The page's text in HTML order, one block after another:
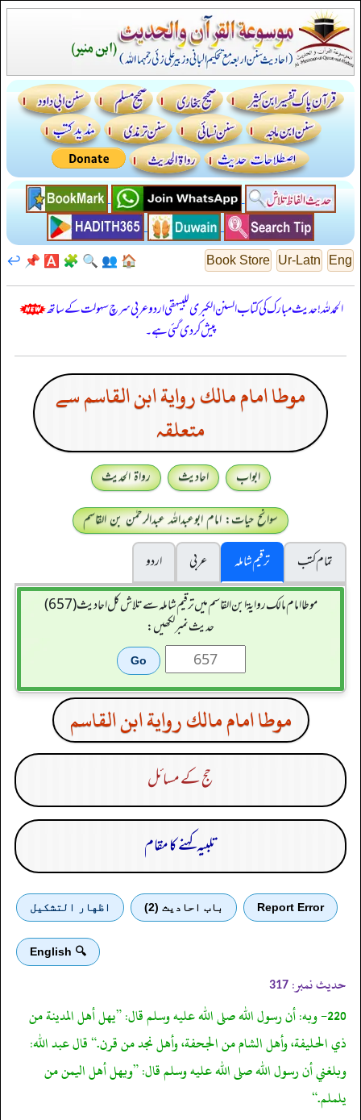
Eng
Ur-Latn
Book Store
🏠
👥
🔍
🧩
🅰️
📌
↩️
الحمدللہ! حدیث مبارک کی کتاب السنن الكبرى للبيهقي اردو عربی سرچ سہولت کے ساتھ
پیش کر دی گئی ہے۔
موطا امام مالك رواية ابن القاسم سے
متعلقہ
ابواب احادیث
رواۃ الحدیث
سوانح حیات: امام ابوعبداللہ عبدالرحمٰن بن القاسم
تمام کتب
ترقیم شاملہ عربی
اردو
موطا امام مالك رواية ابن القاسم میں ترقیم شاملہ سے تلاش کل احادیث (657)
حدیث نمبر لکھیں:
موطا امام مالك رواية ابن القاسم
حج کے مسائل
تلبیہ کہنے کا مقام
Report Error باب احادیث (2) اظهار التشكيل
🔍 English
حدیث نمبر: 317
220- وبه: أن رسول الله صلى الله عليه وسلم قال: ”يهل أهل المدينة من
ذي الحليفة، وأهل الشام من الجحفة، وأهل نجد من قرن.“ قال عبد الله:
وبلغني أن رسول الله صلى الله عليه وسلم قال: ”ويهل أهل اليمن من
يلملم.“